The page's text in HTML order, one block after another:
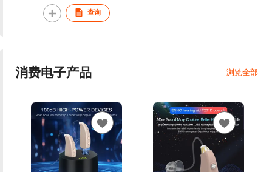
Cancelling Hearing Aid
Amplifier with Charging Case
查询
消费电子产品 浏览全部